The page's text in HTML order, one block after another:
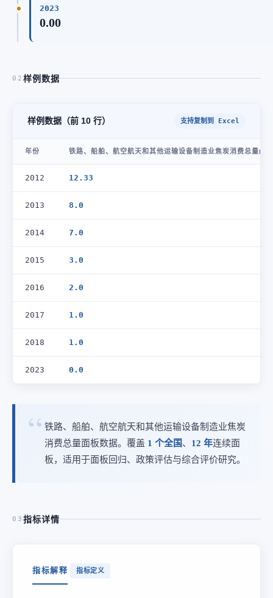
2023
0.00
02 样例数据
样例数据（前 10 行） 支持复制到 Excel
年份 铁路、船舶、航空航天和其他运输设备制造业焦炭消费总量(万
2012 12.33
2013 8.0
2014 7.0
2015 3.0
2016 2.0
2017 1.0
2018 1.0
2023 0.0
铁路、船舶、航空航天和其他运输设备制造业焦炭
消费总量面板数据。覆盖 1 个全国、 12 年连续面
板，适用于面板回归、政策评估与综合评价研究。
03 指标详情
指标解释 指标定义